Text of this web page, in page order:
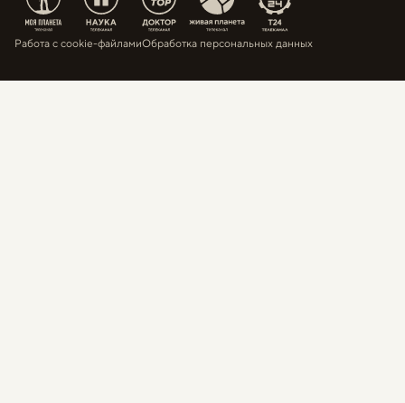
Работа с cookie-файламиОбработка персональных данных